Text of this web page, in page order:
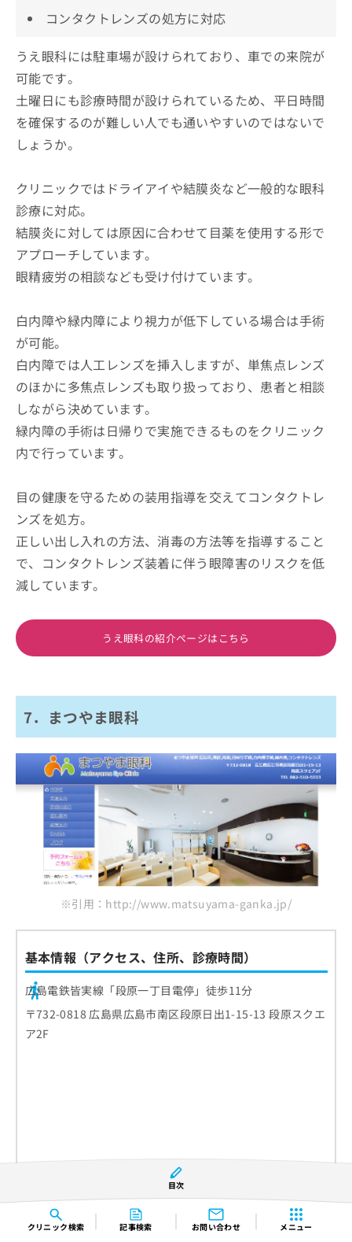
クリニック検索 記事検索 お問い合わせ メニュー
コンタクトレンズの処方に対応
うえ眼科には駐車場が設けられており、車での来院が
可能です。
土曜日にも診療時間が設けられているため、平日時間
を確保するのが難しい人でも通いやすいのではないで
しょうか。
クリニックではドライアイや結膜炎など一般的な眼科
診療に対応。
結膜炎に対しては原因に合わせて目薬を使用する形で
アプローチしています。
眼精疲労の相談なども受け付けています。
白内障や緑内障により視力が低下している場合は手術
が可能。
白内障では人工レンズを挿入しますが、単焦点レンズ
のほかに多焦点レンズも取り扱っており、患者と相談
しながら決めています。
緑内障の手術は日帰りで実施できるものをクリニック
内で行っています。
目の健康を守るための装用指導を交えてコンタクトレ
ンズを処方。
正しい出し入れの方法、消毒の方法等を指導すること
で、コンタクトレンズ装着に伴う眼障害のリスクを低
減しています。
うえ眼科の紹介ページはこちら
7．まつやま眼科
※引用：http://www.matsuyama-ganka.jp/
基本情報（アクセス、住所、診療時間）
広島電鉄皆実線「段原一丁目電停」徒歩11分
〒732-0818 広島県広島市南区段原日出1-15-13 段原スクエ
ア2F
目次